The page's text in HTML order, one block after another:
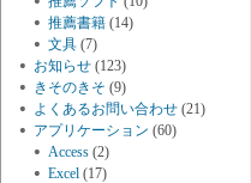
推薦書籍 (14)
文具 (7)
お知らせ (123)
きそのきそ (9)
よくあるお問い合わせ (21)
アプリケーション (60)
Access (2)
Excel (17)